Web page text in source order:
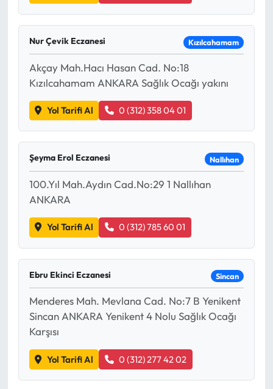
Nur Çevik Eczanesi Kızılcahamam
Akçay Mah.Hacı Hasan Cad. No:18
Kızılcahamam ANKARA Sağlık Ocağı yakını
Yol Tarifi Al 0 (312) 358 04 01
Şeyma Erol Eczanesi Nallıhan
100.Yıl Mah.Aydın Cad.No:29 1 Nallıhan
ANKARA
Yol Tarifi Al 0 (312) 785 60 01
Ebru Ekinci Eczanesi Sincan
Menderes Mah. Mevlana Cad. No:7 B Yenikent
Sincan ANKARA Yenikent 4 Nolu Sağlık Ocağı
Karşısı
Yol Tarifi Al 0 (312) 277 42 02